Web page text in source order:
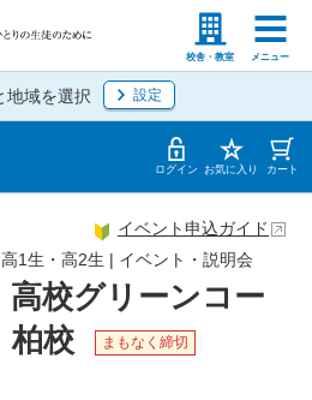
校舎・教室 メニュー
高等学校の先生
地域を選択 設定
ログイン お気に入り カート
高校グリーンコー
校
まもなく締切
1生・高2生 | イベント・説明会
イベント申込ガイド